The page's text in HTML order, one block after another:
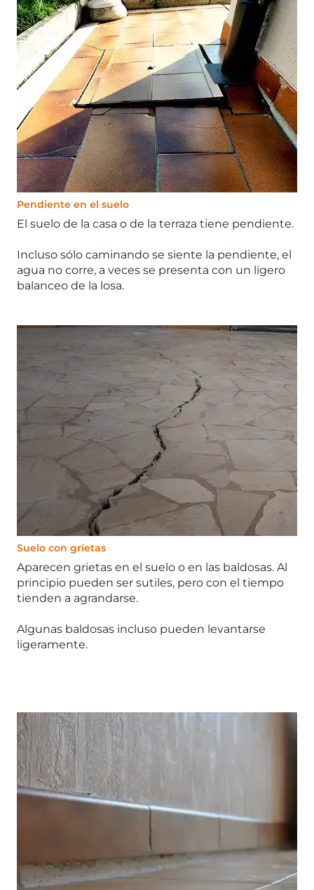
Pendiente en el suelo
El suelo de la casa o de la terraza tiene pendiente.
Incluso sólo caminando se siente la pendiente, el
agua no corre, a veces se presenta con un ligero
balanceo de la losa.
Suelo con grietas
Aparecen grietas en el suelo o en las baldosas. Al
principio pueden ser sutiles, pero con el tiempo
tienden a agrandarse.
Algunas baldosas incluso pueden levantarse
ligeramente.